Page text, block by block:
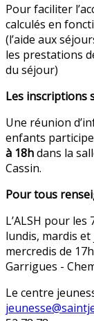
Pour faciliter
calculés en
(l’aide aux
les prestations
du séjour)
Les inscriptions
Une réunion
enfants
à 18hdans la
Cassin.
Pour tous
L’ALSH pour
lundis, mardis et
mercredis de
Garrigues -
Le centre